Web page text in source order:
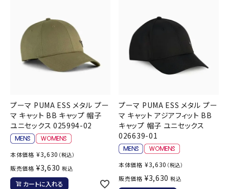
SALE品はこちら
INFORMATIOM
お問い合わせ
メルマガ登録
特定商取引法
プライバシーポリシー
プーマ PUMA ESS メタル プー
マ キャット BB キャップ 帽子
ユニセックス 025994-02
本体価格 ¥3,630 （税込）
販売価格 ¥3,630 税込
カートに入れる
プーマ PUMA ESS メタル プー
マ キャット アジアフィット BB
キャップ 帽子 ユニセックス
026639-01
本体価格 ¥3,630 （税込）
販売価格 ¥3,630 税込